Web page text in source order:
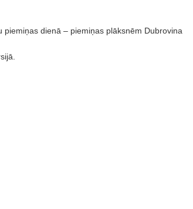
dienā – piemiņas plāksnēm Dubrovina